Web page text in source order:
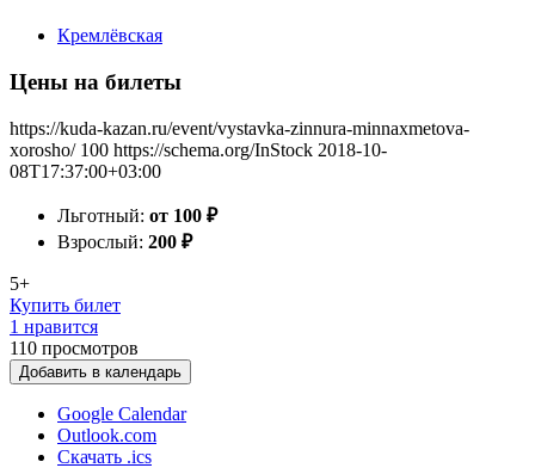
Кремлёвская
Цены на билеты
https://kuda-kazan.ru/event/vystavka-zinnura-minnaxmetova-
xorosho/ 100 https://schema.org/InStock 2018-10-
08T17:37:00+03:00
Льготный: от 100 ₽
Взрослый: 200 ₽
5+
Купить билет
1 нравится
110 просмотров
Добавить в календарь
Google Calendar
Outlook.com
Скачать .ics